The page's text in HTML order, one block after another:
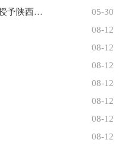
05-30
热烈祝贺陕西天伦不孕不育医院被授予陕西省中
08-12
08-12
08-12
08-12
08-12
08-12
08-12